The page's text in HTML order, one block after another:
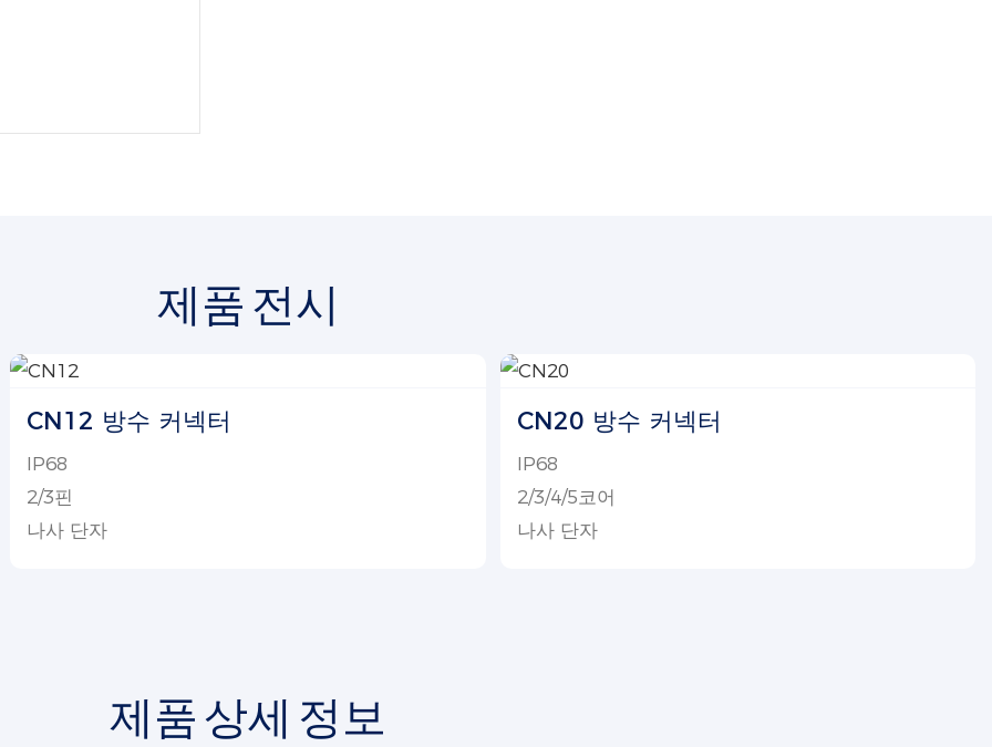
제품 전시
CN12 방수 커넥터
IP68
2/3핀
나사 단자
CN20 방수 커넥터
IP68
2/3/4/5코어
나사 단자
제품 상세 정보